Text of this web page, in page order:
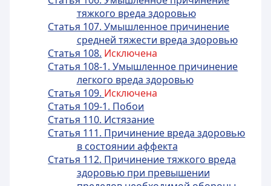
тяжкого вреда здоровью
Статья 107. Умышленное причинение
средней тяжести вреда здоровью
Статья 108. Исключена
Статья 108-1. Умышленное причинение
легкого вреда здоровью
Статья 109. Исключена
Статья 109-1. Побои
Статья 110. Истязание
Статья 111. Причинение вреда здоровью
в состоянии аффекта
Статья 112. Причинение тяжкого вреда
здоровью при превышении